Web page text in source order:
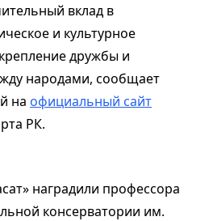
вклад в
и культурное
дружбы и
народами, сообщает
на официальный сайт
РК.
наградили профессора
консерватории им.